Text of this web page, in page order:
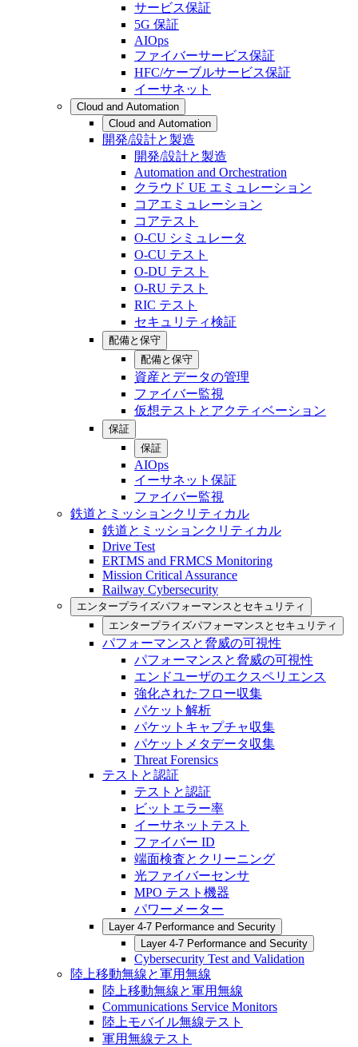
サービス保証
5G 保証
AIOps
ファイバーサービス保証
HFC/ケーブルサービス保証
イーサネット
Cloud and Automation
Cloud and Automation
開発/設計と製造
開発/設計と製造
Automation and Orchestration
クラウド UE エミュレーション
コアエミュレーション
コアテスト
O-CU シミュレータ
O-CU テスト
O-DU テスト
O-RU テスト
RIC テスト
セキュリティ検証
配備と保守
配備と保守
資産とデータの管理
ファイバー監視
仮想テストとアクティベーション
保証
保証
AIOps
イーサネット保証
ファイバー監視
鉄道とミッションクリティカル
鉄道とミッションクリティカル
Drive Test
ERTMS and FRMCS Monitoring
Mission Critical Assurance
Railway Cybersecurity
エンタープライズパフォーマンスとセキュリティ
エンタープライズパフォーマンスとセキュリティ
パフォーマンスと脅威の可視性
パフォーマンスと脅威の可視性
エンドユーザのエクスペリエンス
強化されたフロー収集
パケット解析
パケットキャプチャ収集
パケットメタデータ収集
Threat Forensics
テストと認証
テストと認証
ビットエラー率
イーサネットテスト
ファイバー ID
端面検査とクリーニング
光ファイバーセンサ
MPO テスト機器
パワーメーター
Layer 4-7 Performance and Security
Layer 4-7 Performance and Security
Cybersecurity Test and Validation
陸上移動無線と軍用無線
陸上移動無線と軍用無線
Communications Service Monitors
陸上モバイル無線テスト
軍用無線テスト